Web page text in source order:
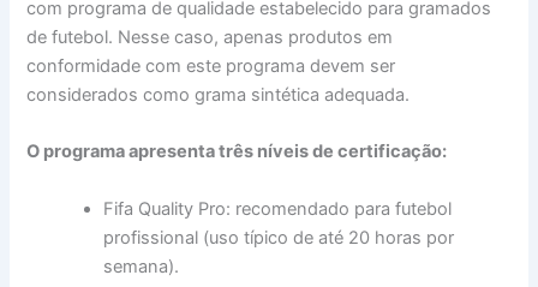
com programa de qualidade estabelecido para gramados
de futebol. Nesse caso, apenas produtos em
conformidade com este programa devem ser
considerados como grama sintética adequada.
O programa apresenta três níveis de certificação:
Fifa Quality Pro: recomendado para futebol
profissional (uso típico de até 20 horas por
semana).